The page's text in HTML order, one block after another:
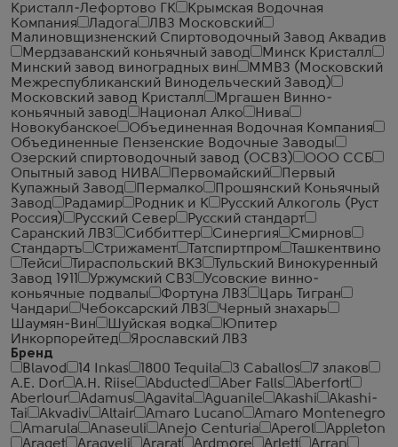
Кристалл-Лефортово ГК
Крымская Водочная
Компания
Ладога
ЛВЗ Московский
Малиновщизненский Спиртоводочный Завод Аквадив
Мердзаванский коньячный завод
Минск Кристалл
Минский завод виноградных вин
ММВЗ (Московский
Межреспубликанский Винодельческий Завод)
Московский завод Кристалл
Мргашен Винно-
коньячный завод
Национал Алко
Нива
Новокубанское
Объединенная Водочная Компания
Объединенные Пензенские Водочные Заводы
Озерский спиртоводочный завод (ОСВЗ)
ООО ССБ
Опытный завод НИВА
Первомайский
Первый
Купажный Завод
Пермалко
Прошянский Коньячный
Завод
Радамир Родник и К
Русский Алкоголь (Руст
Россия)
Русский Север
Русский стандарт
Саранский ЛВЗ
Сиббиттер Синергия
Смирнов
Стандартъ
Стрижамент Татспиртпром
Ташкентвино
Тейси
Тираспольский ВКЗ
Тульский Винокуренный
Завод 1911
Уржумский СВЗ
Усовские винно-
коньячные подвалы
Фортуна ЛВЗ
Царь Тигран
Чандари
Чебоксарский ЛВЗ
Черный знахарь
Шаумян-Вин
Шуйская водка
Юпитер
Инкорпорейтед
Ярославский ЛВЗ
Бренд
Blavod
14 Inkas 1800 Tequila 3 Caballos
7 злаков
A.E. Dor
A.H. Riise Abducted Aber Falls
Aberfort
Aberlour
Adamus Agavita Aguanile Akashi
Akashi-
Tai
Akvadiv Altair Amaro Lucano
Amaro Montenegro
Amarula
Anaseuli Anejo Centuria Aperol
Appleton